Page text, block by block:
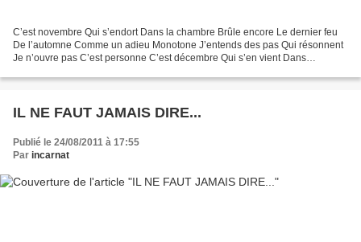
C’est novembre Qui s’endort Dans la chambre Brûle encore Le dernier feu
De l’automne Comme un adieu Monotone J’entends des pas Qui résonnent
Je n’ouvre pas C’est personne C’est décembre Qui s’en vient Dans
IL NE FAUT JAMAIS DIRE...
Publié le 24/08/2011 à 17:55
Par incarnat